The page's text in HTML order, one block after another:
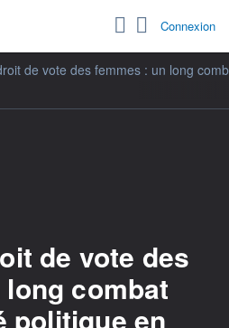
Connexion
de vote des femmes : un long
de vote des
combat
politique en